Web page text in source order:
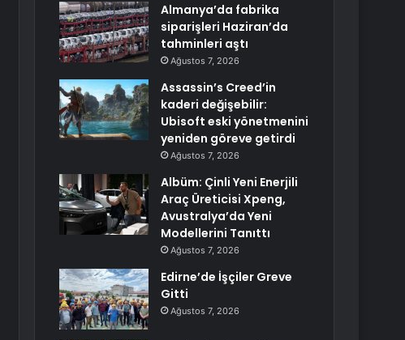
Almanya’da fabrika
siparişleri Haziran’da
tahminleri aştı
Ağustos 7, 2026
Assassin’s Creed’in
kaderi değişebilir:
Ubisoft eski yönetmenini
yeniden göreve getirdi
Ağustos 7, 2026
Albüm: Çinli Yeni Enerjili
Araç Üreticisi Xpeng,
Avustralya’da Yeni
Modellerini Tanıttı
Ağustos 7, 2026
Edirne’de İşçiler Greve
Gitti
Ağustos 7, 2026